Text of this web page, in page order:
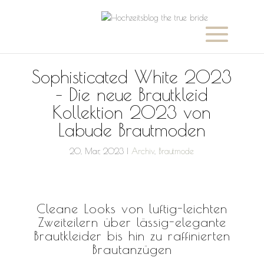
Sophisticated White 2023
– Die neue Brautkleid
Kollektion 2023 von
Labude Brautmoden
20, Mar, 2023 Archiv, Brautmode
Cleane Looks von luftig-leichten
Zweiteilern über lässig-elegante
Brautkleider bis hin zu raffinierten
Brautanzügen